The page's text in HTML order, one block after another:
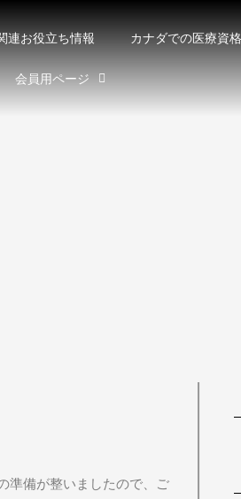
連お役立ち情報 カナダでの医療資
会員用ページ
準備が整いましたので、ご